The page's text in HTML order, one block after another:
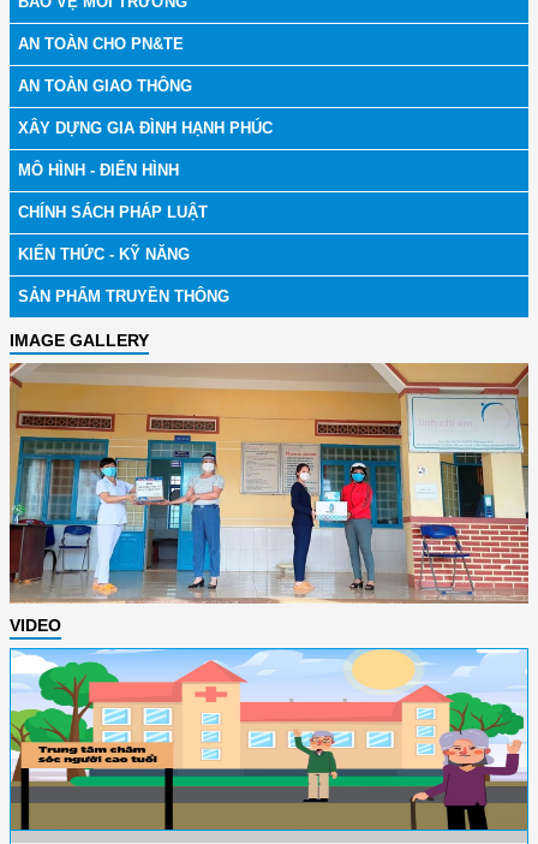
AN TOÀN CHO PN&TE
AN TOÀN GIAO THÔNG
XÂY DỰNG GIA ĐÌNH HẠNH PHÚC
MÔ HÌNH - ĐIỂN HÌNH
CHÍNH SÁCH PHÁP LUẬT
KIẾN THỨC - KỸ NĂNG
SẢN PHẨM TRUYỀN THÔNG
IMAGE GALLERY
VIDEO